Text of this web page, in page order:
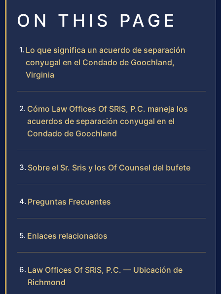
ON THIS PAGE
Lo que significa un acuerdo de separación
conyugal en el Condado de Goochland,
Virginia
Cómo Law Offices Of SRIS, P.C. maneja los
acuerdos de separación conyugal en el
Condado de Goochland
Sobre el Sr. Sris y los Of Counsel del bufete
Preguntas Frecuentes
Enlaces relacionados
Law Offices Of SRIS, P.C. — Ubicación de
Richmond